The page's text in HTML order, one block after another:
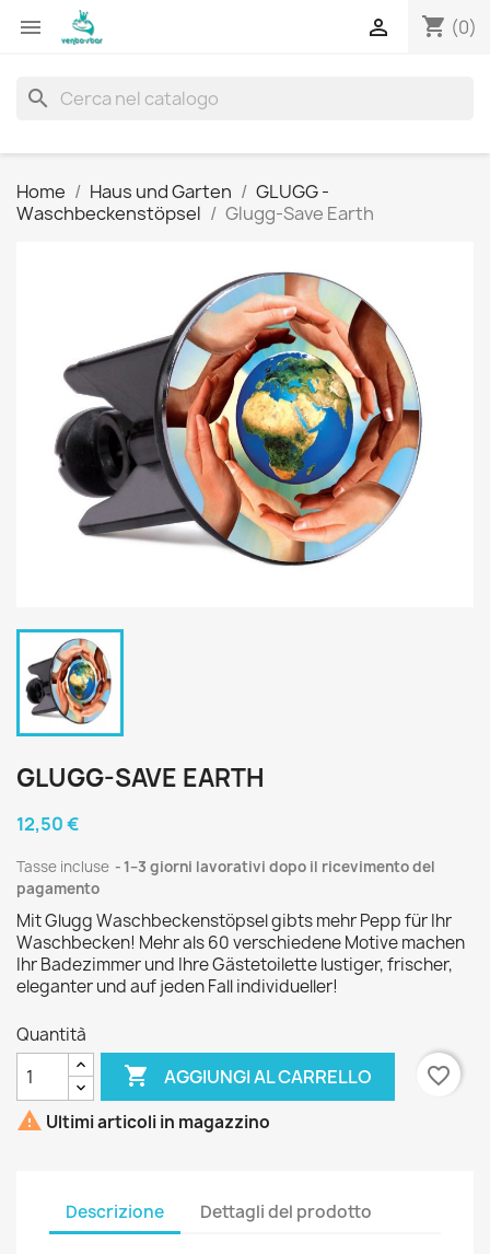
 shopping_cart (0)

search
Home Haus und Garten
GLUGG -
Waschbeckenstöpsel
Glugg-Save Earth
GLUGG-SAVE EARTH
12,50 €
Tasse incluse
1–3 giorni lavorativi dopo il ricevimento del
pagamento
Mit Glugg Waschbeckenstöpsel gibts mehr Pepp für Ihr
Waschbecken! Mehr als 60 verschiedene Motive machen
Ihr Badezimmer und Ihre Gästetoilette lustiger, frischer,
eleganter und auf jeden Fall individueller!
Quantità
 AGGIUNGI AL CARRELLO
favorite_border
 Ultimi articoli in magazzino
Descrizione Dettagli del prodotto